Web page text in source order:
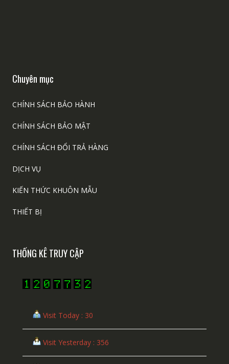
Chuyên mục
CHÍNH SÁCH BẢO HÀNH
CHÍNH SÁCH BẢO MẬT
CHÍNH SÁCH ĐỔI TRẢ HÀNG
DỊCH VỤ
KIẾN THỨC KHUÔN MẪU
THIẾT BỊ
THỐNG KÊ TRUY CẬP
Visit Today : 30
Visit Yesterday : 356